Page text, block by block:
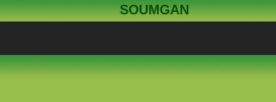
SOUMGAN